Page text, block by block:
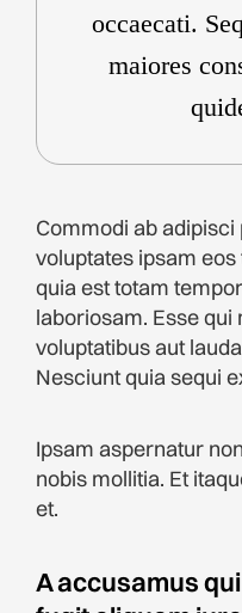
occaecati.
maiores
Commodi ab
voluptates ipsam
quia est totam
laboriosam. Esse qui
voluptatibus aut
Nesciunt quia sequi
Ipsam aspernatur
nobis mollitia. Et
et.
A accusamus